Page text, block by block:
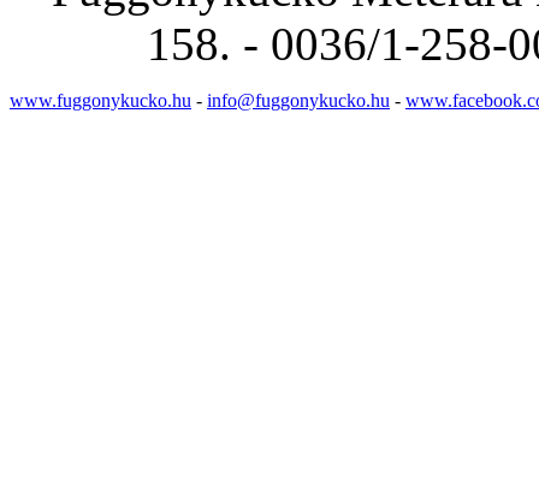
158. - 0036/1-258-
www.fuggonykucko.hu - info@fuggonykucko.hu -